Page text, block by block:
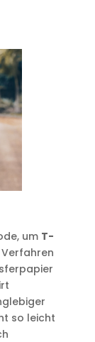
um T-
so leicht